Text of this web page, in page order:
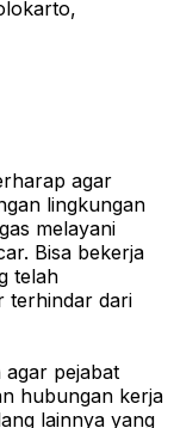
agar
lingkungan
melayani
Bisa bekerja
telah
terhindar dari
pejabat
hubungan kerja
lainnya yang